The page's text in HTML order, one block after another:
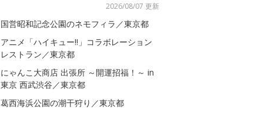
2026/08/07 更新
国営昭和記念公園のネモフィラ／東京都
アニメ「ハイキュー!!」コラボレーション
レストラン／東京都
にゃんこ大商店 出張所 ～開運招福！～ in
東京 西武渋谷／東京都
葛西海浜公園の潮干狩り／東京都